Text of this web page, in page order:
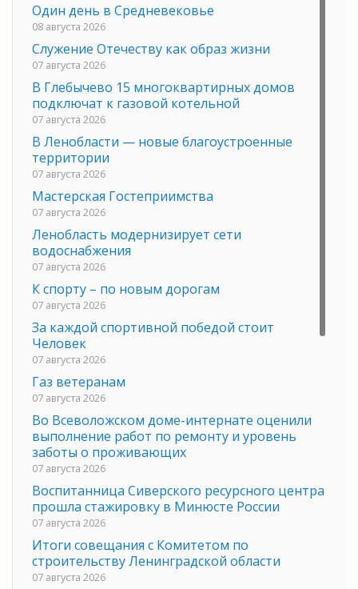
Один день в Средневековье
08 августа 2026
Служение Отечеству как образ жизни
07 августа 2026
В Глебычево 15 многоквартирных домов
подключат к газовой котельной
07 августа 2026
В Ленобласти — новые благоустроенные
территории
07 августа 2026
Мастерская Гостеприимства
07 августа 2026
Ленобласть модернизирует сети
водоснабжения
07 августа 2026
К спорту – по новым дорогам
07 августа 2026
За каждой спортивной победой стоит
Человек
07 августа 2026
Газ ветеранам
07 августа 2026
Во Всеволожском доме-интернате оценили
выполнение работ по ремонту и уровень
заботы о проживающих
07 августа 2026
Воспитанница Сиверского ресурсного центра
прошла стажировку в Минюсте России
07 августа 2026
Итоги совещания с Комитетом по
строительству Ленинградской области
07 августа 2026